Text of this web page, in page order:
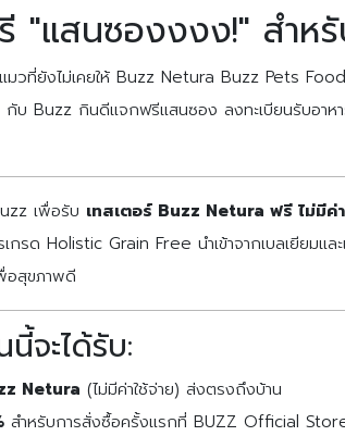
"แสนซองงงง!" สำหรั
มวที่ยังไม่เคยให้ Buzz Netura Buzz Pets
Buzz กินดีแจกฟรีแสนซอง ลงทะเบียนรับอาห
เพื่อรับ เทสเตอร์ Buzz Netura ฟรี ไม่มีค่า
รด Holistic Grain Free นำเข้าจากเบลเยียมแ
อสุขภาพดี
จะได้รับ:
Netura (ไม่มีค่าใช้จ่าย) ส่งตรงถึงบ้าน
สำหรับการสั่งซื้อครั้งแรกที่ BUZZ Official